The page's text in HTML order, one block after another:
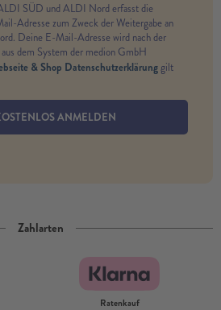
SÜD und ALDI Nord erfasst die
Adresse zum Zweck der Weitergabe an
Deine E-Mail-Adresse wird nach der
dem System der medion GmbH
& Shop Datenschutzerklärunggilt
ANMELDEN
Zahlarten
Ratenkauf